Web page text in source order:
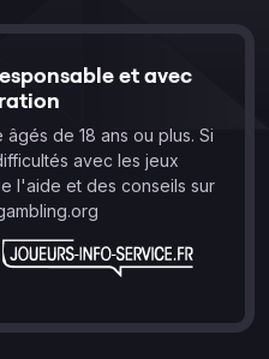
et avec
de 18 ans ou plus. Si
avec les jeux
l'aide et des conseils sur